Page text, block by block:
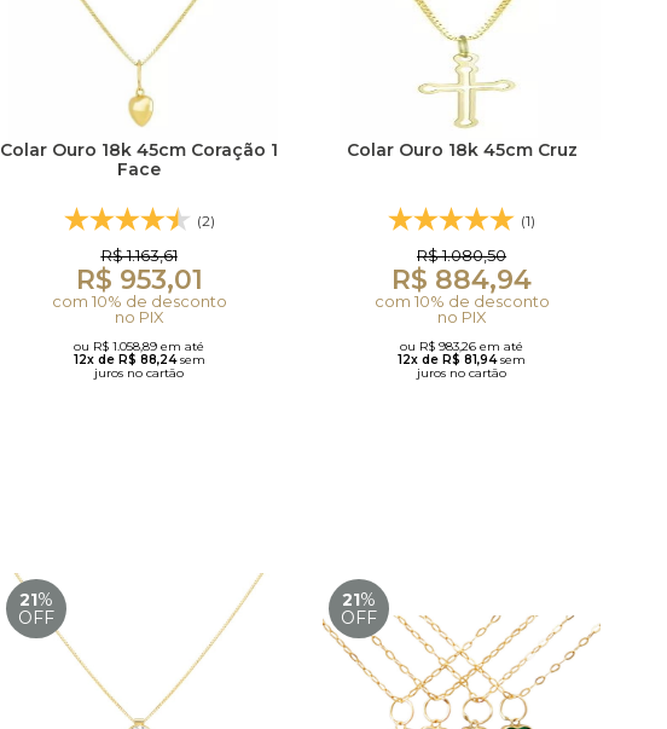
Colar Ouro 18k 45cm Coração 1
Face
(2)
R$ 1.163,61
R$ 953,01
com 10% de desconto
no PIX
ou R$ 1.058,89 em até
12x de R$ 88,24sem
juros no cartão
Colar Ouro 18k 45cm Cruz
(1)
R$ 1.080,50
R$ 884,94
com 10% de desconto
no PIX
ou R$ 983,26 em até
12x de R$ 81,94sem
juros no cartão
21%
OFF
21%
OFF